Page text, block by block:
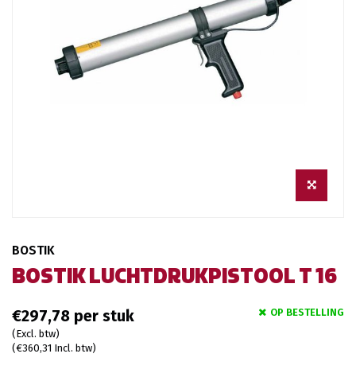
BOSTIK LUCHTDRUKPISTOOL T 16
BOSTIK
€297,78
(Excl. btw)
(€360,31 Incl. btw)
OP BESTELLING